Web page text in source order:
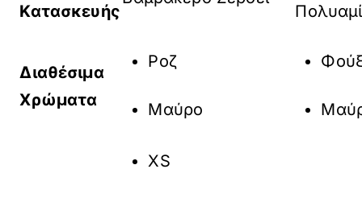
Κατασκευής
Διαθέσιμα
Χρώματα
Ροζ
Μαύρο
XS